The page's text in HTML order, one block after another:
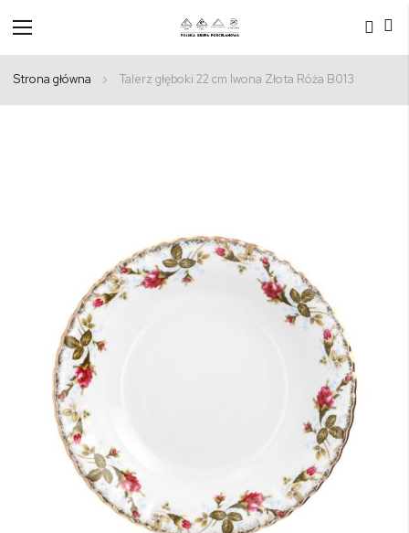
Przełącznik
Nav
Strona główna Talerz głęboki 22 cm Iwona Złota Róża B013